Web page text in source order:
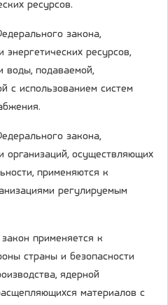
ресурсов.
закона,
ресурсов,
воды, подаваемой,
с использованием систем
закона,
организаций, осуществляющих
применяются к
регулируемым
применяется к
страны и безопасности
ядерной
материалов с